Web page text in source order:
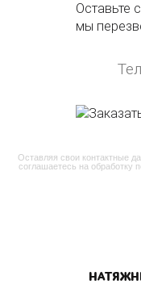
Оставьте
мы
Оставляя свои контактные
соглашаетесь на обработку